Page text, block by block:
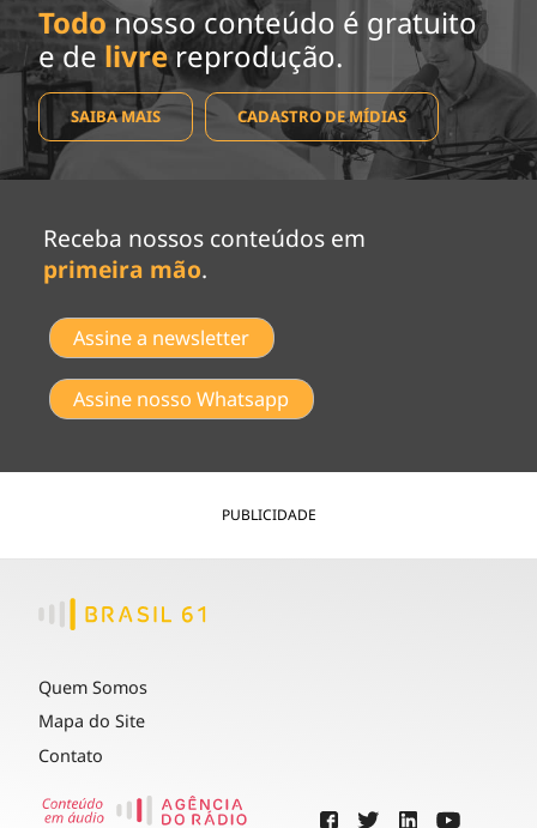
Todo nosso conteúdo é gratuito
e de livrereprodução.
SAIBA MAIS CADASTRO DE MÍDIAS
Receba nossos conteúdos em
primeira mão.
Assine a newsletter
Assine nosso Whatsapp
PUBLICIDADE
Quem Somos
Mapa do Site
Contato